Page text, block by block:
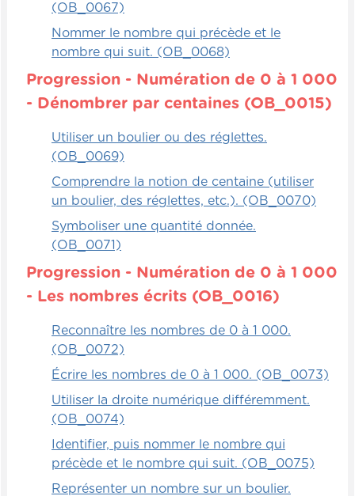
(OB_0067)
Nommer le nombre qui précède et le
nombre qui suit. (OB_0068)
Progression - Numération de 0 à 1 000
- Dénombrer par centaines (OB_0015)
Utiliser un boulier ou des réglettes.
(OB_0069)
Comprendre la notion de centaine (utiliser
un boulier, des réglettes, etc.). (OB_0070)
Symboliser une quantité donnée.
(OB_0071)
Progression - Numération de 0 à 1 000
- Les nombres écrits (OB_0016)
Reconnaître les nombres de 0 à 1 000.
(OB_0072)
Écrire les nombres de 0 à 1 000. (OB_0073)
Utiliser la droite numérique différemment.
(OB_0074)
Identifier, puis nommer le nombre qui
précède et le nombre qui suit. (OB_0075)
Représenter un nombre sur un boulier.